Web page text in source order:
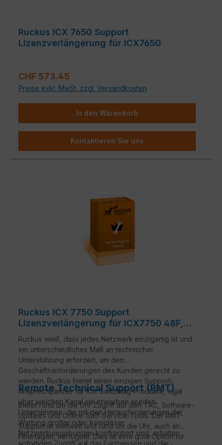
Ruckus ICX 7650 Support
Lizenzverlängerung für ICX7650
Verkaufspreis:
CHF 573.45
Preise exkl. MwSt. zzgl. Versandkosten
In den Warenkorb
Kontaktieren Sie uns
Ruckus ICX 7750 Support
Lizenzverlängerung für ICX7750 48F,
48C, 26Q
Ruckus weiß, dass jedes Netzwerk einzigartig ist und
ein unterschiedliches Maß an technischer
Unterstützung erfordert, um den
Geschäftsanforderungen des Kunden gerecht zu
werden. Ruckus bietet einen einzigen Support-
Ansprechpartner für ICX Switching-Produkte, egal
über welchen Kanal sie erworben wurden.
Unternehmen, die mit den Herausforderungen der
Wartung großer oder komplexer
Netzwerkumgebungen konfrontiert sind, erhalten
sofortigen Zugriff auf das Fachwissen und die
Remote Technical Support (RMT)
Bietet rund um die Uhr Zugriff auf den TAC, Software-
Updates und Online-Self-Service-Tools. Der RMT-
Support ist weltweit und rund um die Uhr, auch an
Feiertagen, verfügbar. Dies ist eine gute Option für